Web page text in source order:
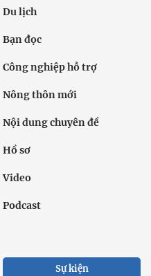
Du lịch
Bạn đọc
Công nghiệp hỗ trợ
Nông thôn mới
Nội dung chuyên đề
Hồ sơ
Video
Podcast
Sự kiện